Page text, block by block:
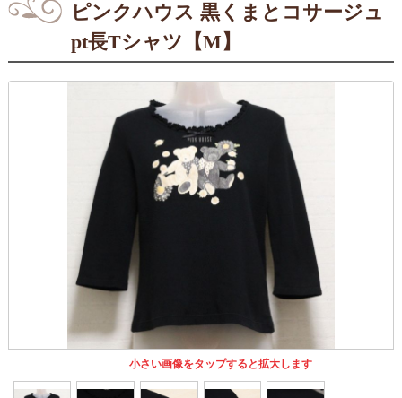
ピンクハウス 黒くまとコサージュ
pt長Tシャツ【M】
小さい画像をタップすると拡大します